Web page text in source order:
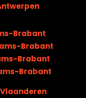
Brabant
Brabant
Brabant
Brabant